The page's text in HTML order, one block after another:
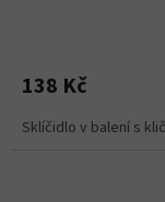
138 Kč
Sklíčidlo v balení s